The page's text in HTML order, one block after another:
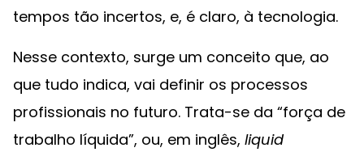
tempos tão incertos, e, é claro, à tecnologia.
Nesse contexto, surge um conceito que, ao
que tudo indica, vai definir os processos
profissionais no futuro. Trata-se da “força de
trabalho líquida”, ou, em inglês, liquid